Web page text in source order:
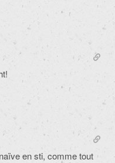
en sti, comme tout